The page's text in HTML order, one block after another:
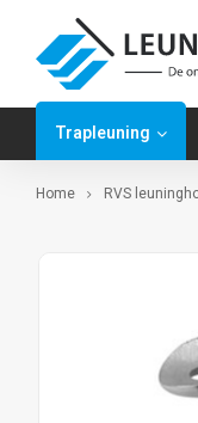
Trapleuning
Home RVS